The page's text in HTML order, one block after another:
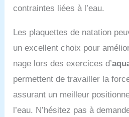
maillot
femme
bain
bain
piece
bain
taille:
Les
XXL
contraintes liées à l’eau.
Les plaquettes de natation
un excellent choix pour
nage lors des exercices d’
permettent de travailler la
assurant un meilleur
l’eau. N’hésitez pas à